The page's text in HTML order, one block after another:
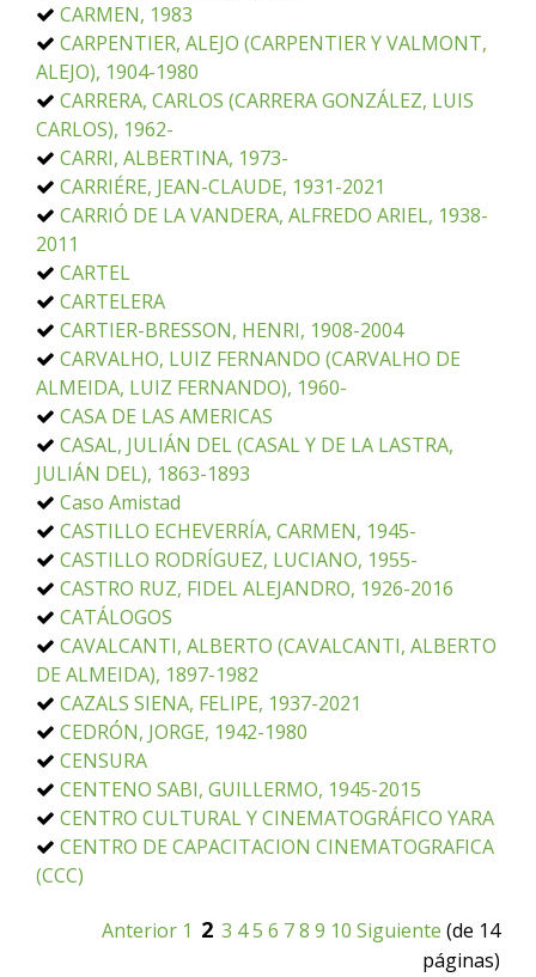
CARMEN, 1983
CARPENTIER, ALEJO (CARPENTIER Y VALMONT,
ALEJO), 1904-1980
CARRERA, CARLOS (CARRERA GONZÁLEZ, LUIS
CARLOS), 1962-
CARRI, ALBERTINA, 1973-
CARRIÉRE, JEAN-CLAUDE, 1931-2021
CARRIÓ DE LA VANDERA, ALFREDO ARIEL, 1938-
2011
CARTEL
CARTELERA
CARTIER-BRESSON, HENRI, 1908-2004
CARVALHO, LUIZ FERNANDO (CARVALHO DE
ALMEIDA, LUIZ FERNANDO), 1960-
CASA DE LAS AMERICAS
CASAL, JULIÁN DEL (CASAL Y DE LA LASTRA,
JULIÁN DEL), 1863-1893
Caso Amistad
CASTILLO ECHEVERRÍA, CARMEN, 1945-
CASTILLO RODRÍGUEZ, LUCIANO, 1955-
CASTRO RUZ, FIDEL ALEJANDRO, 1926-2016
CATÁLOGOS
CAVALCANTI, ALBERTO (CAVALCANTI, ALBERTO
DE ALMEIDA), 1897-1982
CAZALS SIENA, FELIPE, 1937-2021
CEDRÓN, JORGE, 1942-1980
CENSURA
CENTENO SABI, GUILLERMO, 1945-2015
CENTRO CULTURAL Y CINEMATOGRÁFICO YARA
CENTRO DE CAPACITACION CINEMATOGRAFICA
(CCC)
Anterior 1 2 3 45 6 78 9 10 Siguiente (de 14
páginas)